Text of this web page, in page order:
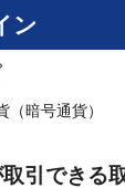
ン
（暗号通貨）
引できる